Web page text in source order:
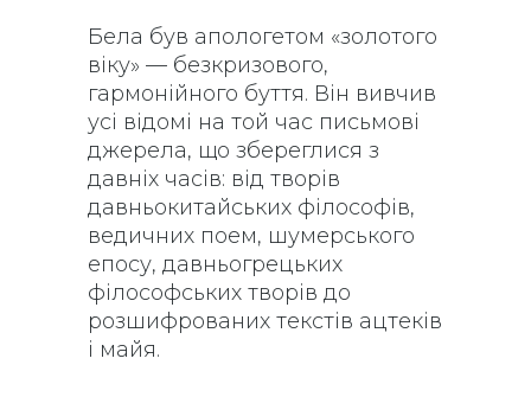
Бела був апологетом «золотого
віку» — безкризового,
гармонійного буття. Він вивчив
усі відомі на той час письмові
джерела, що збереглися з
давніх часів: від творів
давньокитайських філософів,
ведичних поем, шумерського
епосу, давньогрецьких
філософських творів до
розшифрованих текстів ацтеків
і майя.